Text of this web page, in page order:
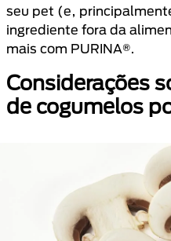
seu pet (e,
ingrediente fora da
mais com PURINA®.
Considerações
de cogumelos